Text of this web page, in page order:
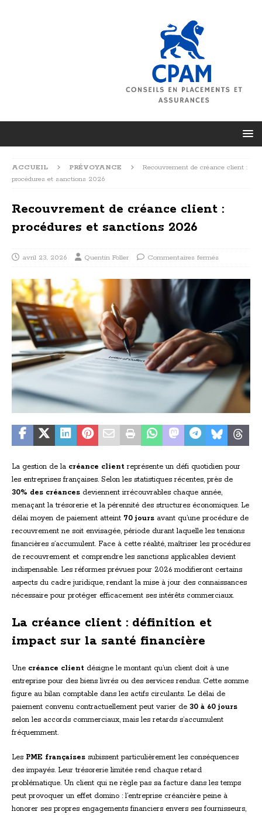
ACCUEIL PRÉVOYANCE
Recouvrement de créance client :
procédures et sanctions 2026
Recouvrement de créance client :
procédures et sanctions 2026
avril 23, 2026 Quentin Foller Commentaires fermés
La gestion de la créance client représente un défi quotidien pour
les entreprises françaises. Selon les statistiques récentes, près de
30% des créances deviennent irrécouvrables chaque année,
menaçant la trésorerie et la pérennité des structures économiques. Le
délai moyen de paiement atteint 70 jours avant qu’une procédure de
recouvrement ne soit envisagée, période durant laquelle les tensions
financières s’accumulent. Face à cette réalité, maîtriser les procédures
de recouvrement et comprendre les sanctions applicables devient
indispensable. Les réformes prévues pour 2026 modifieront certains
aspects du cadre juridique, rendant la mise à jour des connaissances
nécessaire pour protéger efficacement ses intérêts commerciaux.
La créance client : définition et
impact sur la santé financière
Une créance client désigne le montant qu’un client doit à une
entreprise pour des biens livrés ou des services rendus. Cette somme
figure au bilan comptable dans les actifs circulants. Le délai de
paiement convenu contractuellement peut varier de 30 à 60 jours
selon les accords commerciaux, mais les retards s’accumulent
fréquemment.
Les PME françaises subissent particulièrement les conséquences
des impayés. Leur trésorerie limitée rend chaque retard
problématique. Un client qui ne règle pas sa facture dans les temps
peut provoquer un effet domino : l’entreprise créancière peine à
honorer ses propres engagements financiers envers ses fournisseurs,